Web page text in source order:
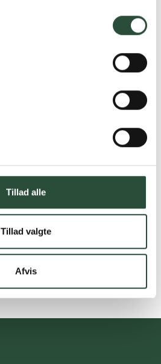
Tillad alle
Tillad valgte
Afvis